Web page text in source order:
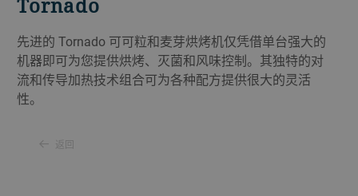
先进的 Tornado 可可粒和麦芽烘烤机仅凭借单台强大的
机器即可为您提供烘烤、灭菌和风味控制。其独特的对
流和传导加热技术组合可为各种配方提供很大的灵活
性。
返回